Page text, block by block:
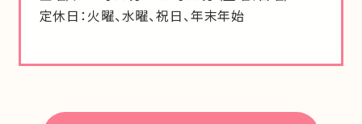
定休日：火曜、水曜、祝日、年末年始